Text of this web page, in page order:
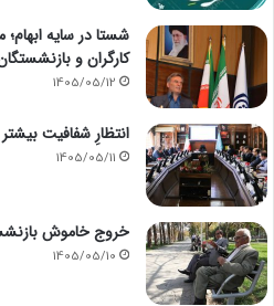
شستا در سایه ابهام؛
کارگران و
1405/05/12
انتظارِ شفافیت بیشتر
1405/05/11
خروج خاموش
1405/05/10